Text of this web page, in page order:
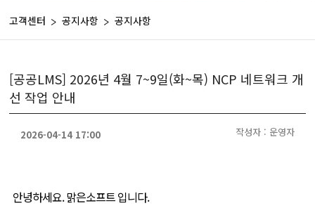
고객센터 공지사항 공지사항
[공공LMS] 2026년 4월 7~9일(화~목) NCP 네트워크 개
선 작업 안내
2026-04-14 17:00 작성자 : 운영자
안녕하세요. 맑은소프트 입니다.